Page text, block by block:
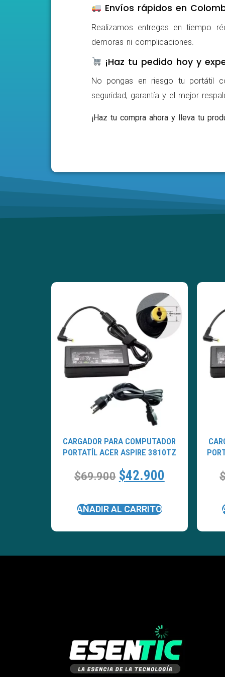
Envíos rápidos en
Realizamos entregas en tiempo
demoras ni complicaciones.
¡Haz tu pedido hoy y
No pongas en riesgo tu portátil
seguridad, garantía y el mejor
¡Haz tu compra ahora y lleva tu
CARGADOR PARA COMPUTADOR
PORTATÍL ACER ASPIRE 3810TZ
$69.900 $42.900
AÑADIR AL CARRITO